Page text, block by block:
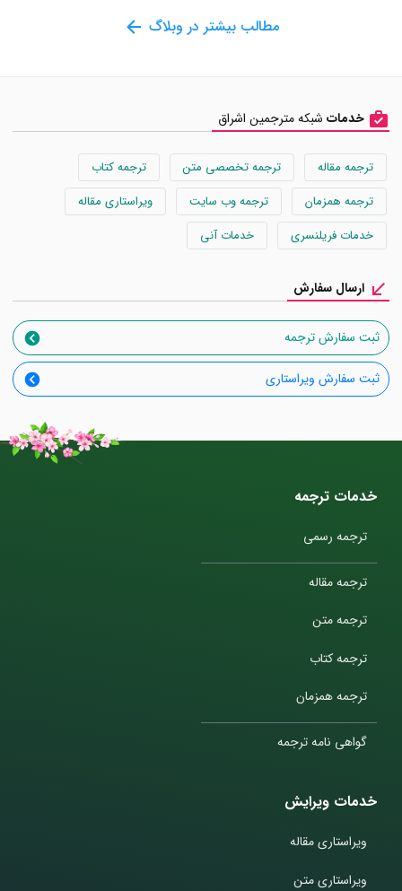
مطالب بیشتر در وبلاگ
خدمات شبکه مترجمین اشراق
ترجمه مقاله ترجمه تخصصی متن
ترجمه کتاب
ترجمه همزمان
ترجمه وب سایت
ویراستاری مقاله
خدمات فریلنسری
خدمات آنی
ارسال سفارش
ثبت سفارش ترجمه
ثبت سفارش ویراستاری
خدمات ترجمه
ترجمه رسمی
ترجمه مقاله
ترجمه متن
ترجمه کتاب
ترجمه همزمان
گواهی نامه ترجمه
خدمات ویرایش
ویراستاری مقاله
ویراستاری متن